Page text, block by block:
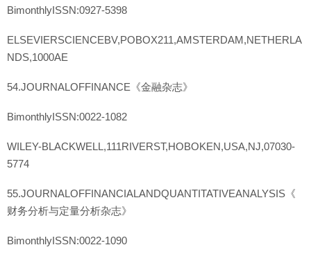
BimonthlyISSN:0927-5398
ELSEVIERSCIENCEBV,POBOX211,AMSTERDAM,NETHERLA
NDS,1000AE
54.JOURNALOFFINANCE《金融杂志》
BimonthlyISSN:0022-1082
WILEY-BLACKWELL,111RIVERST,HOBOKEN,USA,NJ,07030-
5774
55.JOURNALOFFINANCIALANDQUANTITATIVEANALYSIS《
财务分析与定量分析杂志》
BimonthlyISSN:0022-1090